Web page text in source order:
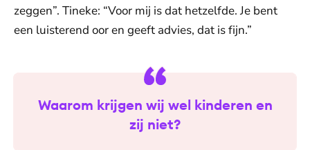
zeggen”. Tineke: “Voor mij is dat hetzelfde. Je bent
een luisterend oor en geeft advies, dat is fijn.”
Waarom krijgen wij wel kinderen en
zij niet?